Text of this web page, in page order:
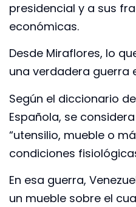
presidencial y a sus
económicas.
Desde Miraflores, lo
una verdadera guerra
Según el diccionario
Española, se
“utensilio, mueble o
condiciones
En esa guerra,
un mueble sobre el